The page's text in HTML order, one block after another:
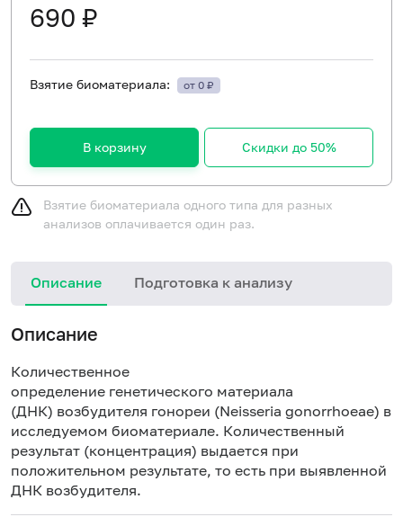
690 ₽
Взятие биоматериала: от 0 ₽
В корзину Скидки до 50%
Взятие биоматериала одного типа для разных
анализов оплачивается один раз.
Описание Подготовка к анализу
Описание
Количественное
определение генетического материала
(ДНК) возбудителя гонореи (Neisseria gonorrhoeae) в
исследуемом биоматериале. Количественный
результат (концентрация) выдается при
положительном результате, то есть при выявленной
ДНК возбудителя.